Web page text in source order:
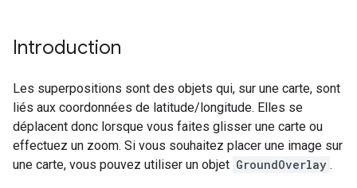
Introduction
Les superpositions sont des objets qui, sur une carte, sont
liés aux coordonnées de latitude/longitude. Elles se
déplacent donc lorsque vous faites glisser une carte ou
effectuez un zoom. Si vous souhaitez placer une image sur
une carte, vous pouvez utiliser un objet GroundOverlay .